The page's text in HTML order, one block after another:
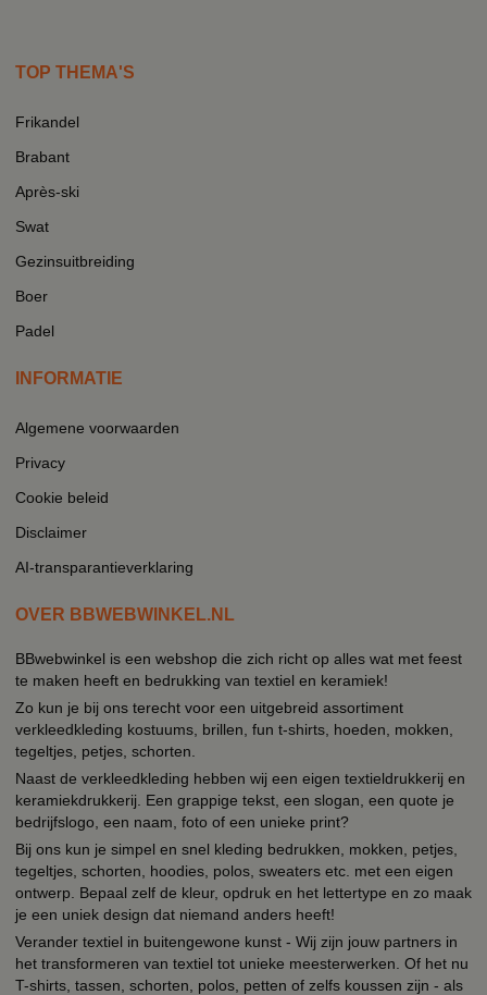
TOP THEMA'S
Frikandel
Brabant
Après-ski
Swat
Gezinsuitbreiding
Boer
Padel
INFORMATIE
Algemene voorwaarden
Privacy
Cookie beleid
Disclaimer
AI-transparantieverklaring
OVER BBWEBWINKEL.NL
BBwebwinkel is een webshop die zich richt op alles wat met feest
te maken heeft en bedrukking van textiel en keramiek!
Zo kun je bij ons terecht voor een uitgebreid assortiment
verkleedkleding kostuums, brillen, fun t-shirts, hoeden, mokken,
tegeltjes, petjes, schorten.
Naast de verkleedkleding hebben wij een eigen textieldrukkerij en
keramiekdrukkerij. Een grappige tekst, een slogan, een quote je
bedrijfslogo, een naam, foto of een unieke print?
Bij ons kun je simpel en snel kleding bedrukken, mokken, petjes,
tegeltjes, schorten, hoodies, polos, sweaters etc. met een eigen
ontwerp. Bepaal zelf de kleur, opdruk en het lettertype en zo maak
je een uniek design dat niemand anders heeft!
Verander textiel in buitengewone kunst - Wij zijn jouw partners in
het transformeren van textiel tot unieke meesterwerken. Of het nu
T-shirts, tassen, schorten, polos, petten of zelfs koussen zijn - als